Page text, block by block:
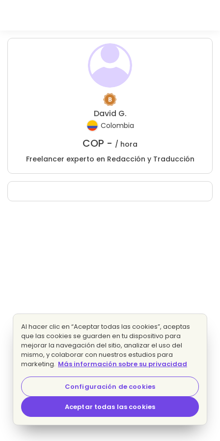
David G.
Colombia
COP - / hora
Freelancer experto en Redacción y Traducción
Al hacer clic en “Aceptar todas las cookies”, aceptas
que las cookies se guarden en tu dispositivo para
mejorar la navegación del sitio, analizar el uso del
mismo, y colaborar con nuestros estudios para
marketing. Más información sobre su privacidad
Configuración de cookies
Aceptar todas las cookies